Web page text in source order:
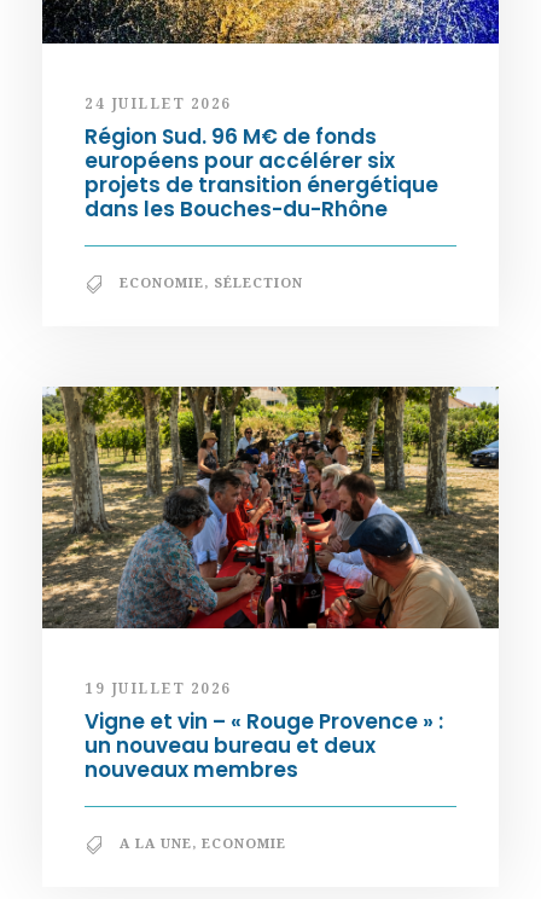
24 JUILLET 2026
Région Sud. 96 M€ de fonds
européens pour accélérer six
projets de transition énergétique
dans les Bouches-du-Rhône
ECONOMIE, SÉLECTION
19 JUILLET 2026
Vigne et vin – « Rouge Provence » :
un nouveau bureau et deux
nouveaux membres
A LA UNE, ECONOMIE